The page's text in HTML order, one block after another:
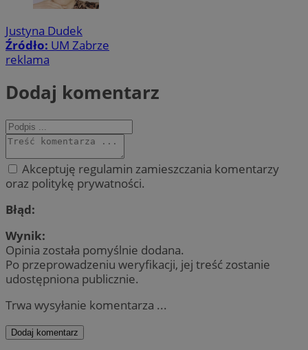
Justyna Dudek
Źródło: UM Zabrze
reklama
Dodaj komentarz
Akceptuję regulamin zamieszczania komentarzy
oraz politykę prywatności.
Błąd:
Wynik:
Opinia została pomyślnie dodana.
Po przeprowadzeniu weryfikacji, jej treść zostanie
udostępniona publicznie.
Trwa wysyłanie komentarza ...
Dodaj komentarz